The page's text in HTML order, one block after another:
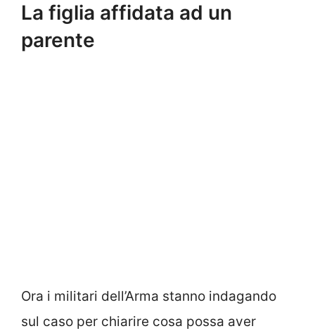
La figlia affidata ad un
parente
Ora i militari dell’Arma stanno indagando
sul caso per chiarire cosa possa aver